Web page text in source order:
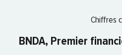
Chiffres
BNDA, Premier